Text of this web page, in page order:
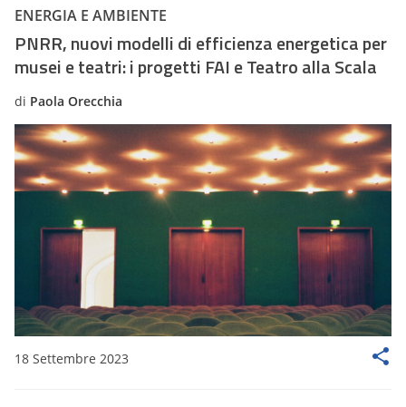
ENERGIA E AMBIENTE
PNRR, nuovi modelli di efficienza energetica per
musei e teatri: i progetti FAI e Teatro alla Scala
di Paola Orecchia
18 Settembre 2023